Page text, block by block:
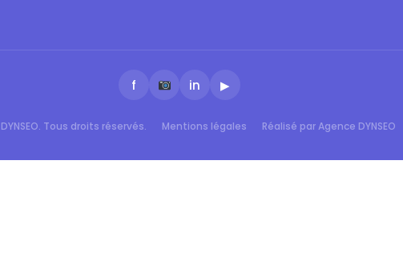
f in ▶
Tous droits réservés. Mentions légales Réalisé par Agence DYNSEO